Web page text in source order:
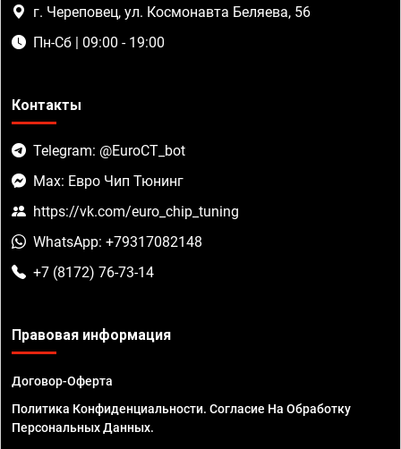
г. Череповец, ул. Космонавта Беляева, 56
Пн-Сб | 09:00 - 19:00
Контакты
Telegram: @EuroCT_bot
Max: Евро Чип Тюнинг
https://vk.com/euro_chip_tuning
WhatsApp: +79317082148
+7 (8172) 76-73-14
Правовая информация
Договор-Оферта
Политика Конфиденциальности. Согласие На Обработку
Персональных Данных.